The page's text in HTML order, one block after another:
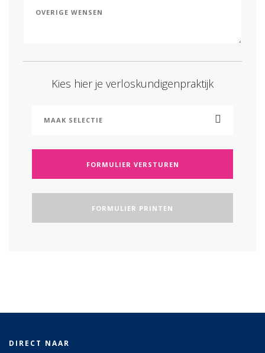
Kies hier je verloskundigenpraktijk
FORMULIER VERSTUREN
FORMULIER PRINTEN
DIRECT NAAR